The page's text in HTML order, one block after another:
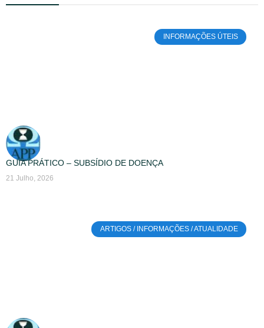
INFORMAÇÕES ÚTEIS
GUIA PRÁTICO – SUBSÍDIO DE DOENÇA
21 Julho, 2026
ARTIGOS / INFORMAÇÕES / ATUALIDADE